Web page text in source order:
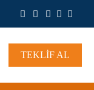
TEKLİF AL